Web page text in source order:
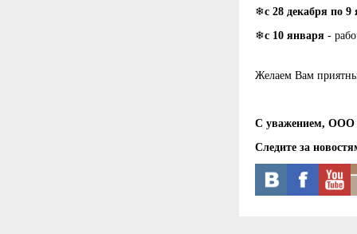
❄с 28 декабря по 9
❄с 10 января -
Желаем Вам
С уважением, ООО
Следите за